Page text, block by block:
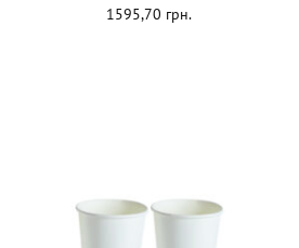
1595,70 грн.